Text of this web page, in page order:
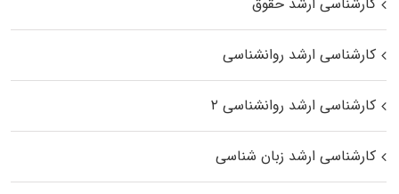
کارشناسی ارشد روانشناسی
کارشناسی ارشد روانشناسی ۲
کارشناسی ارشد زبان شناسی